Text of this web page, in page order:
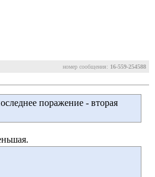
номер сообщения: 16-559-254588
поражение - вторая